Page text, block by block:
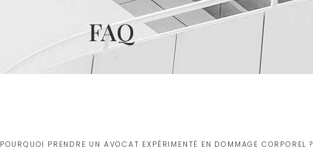
FAQ
POURQUOI PRENDRE UN AVOCAT EXPÉRIMENTÉ EN DOMMAGE CORPOREL ?